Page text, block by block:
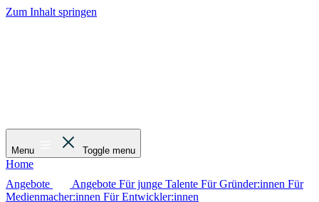
Zum Inhalt springen
Menu Toggle menu
Home
Angebote
Angebote Für junge Talente Für Gründer:innen Für
Medienmacher:innen Für Entwickler:innen